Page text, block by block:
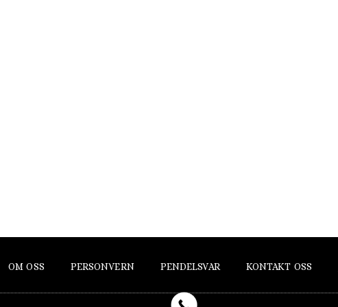
OM OSS PERSONVERN PENDELSVAR KONTAKT OSS